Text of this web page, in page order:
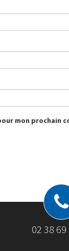
mon prochain
02 38 69